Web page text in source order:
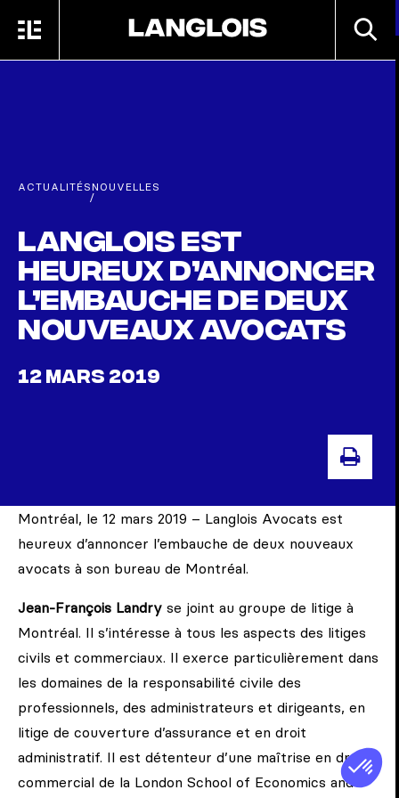
MENU
ACTUALITÉS
/
NOUVELLES
Langlois est
heureux d’annoncer
l’embauche de deux
nouveaux avocats
12 MARS 2019
Montréal, le 12 mars 2019 – Langlois Avocats est
heureux d’annoncer l’embauche de deux nouveaux
avocats à son bureau de Montréal.
Jean-François Landry se joint au groupe de litige à
Montréal. Il s’intéresse à tous les aspects des litiges
civils et commerciaux. Il exerce particulièrement dans
les domaines de la responsabilité civile des
professionnels, des administrateurs et dirigeants, en
litige de couverture d’assurance et en droit
administratif. Il est détenteur d’une maîtrise en droit
commercial de la London School of Economics and